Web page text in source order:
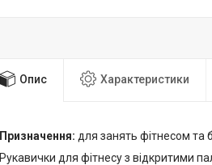
Опис Характеристики
Призначення: для занять фітнесом та
Рукавички для фітнесу з відкритими